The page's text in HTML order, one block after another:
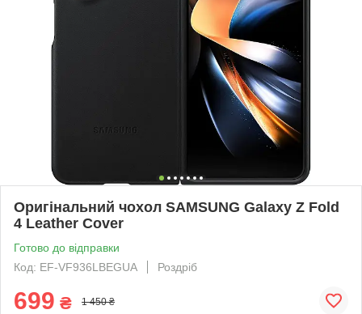
Оригінальний чохол SAMSUNG Galaxy Z Fold
4 Leather Cover
Готово до відправки
Код: EF-VF936LBEGUA
Роздріб
699 ₴ 1 450 ₴